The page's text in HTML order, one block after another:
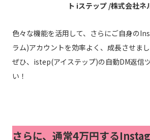
ト iステップ /株式会社ネ
色々な機能を活用して、さらにご自身の
ラム)アカウントを効率よく、成長させまし
ぜひ、istep(アイステップ)の自動DM返信
い！
さらに、通常4万円する